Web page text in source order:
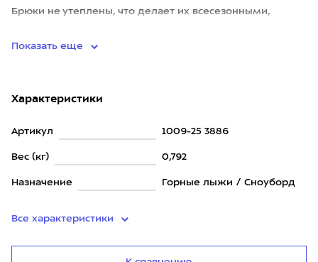
Брюки не утеплены, что делает их всесезонными,
Показать еще
Характеристики
Артикул 1009-25 3886
Вес (кг) 0,792
Назначение Горные лыжи / Сноуборд
Все характеристики